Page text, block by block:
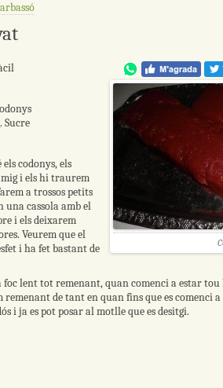
Sucre
codonys, els
i els hi traurem
a trossos petits
una cassola amb el
i els deixarem
Veurem que el
i ha fet bastant de
foc lent tot remenant, quan comenci a estar
de tant en quan fins que es comenci
i ja es pot posar al motlle que es desitgi.